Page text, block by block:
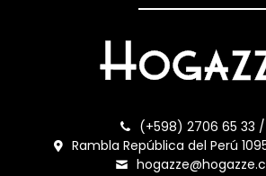
(+598) 2706 65 33
Rambla República del Perú